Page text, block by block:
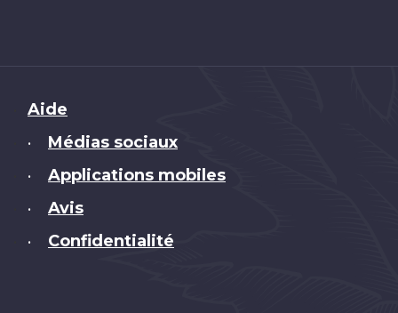
Brand
Aide
• Médias sociaux
• Applications mobiles
• Avis
• Confidentialité